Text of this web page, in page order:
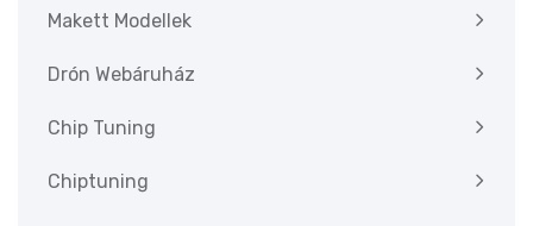
Makett Modellek
Drón Webáruház
Chip Tuning
Chiptuning